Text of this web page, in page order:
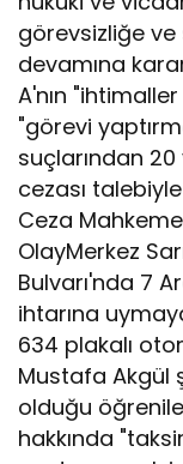
görevsizliğe ve
devamına
A'nın
"görevi
suçlarından
cezası
Ceza
OlayMerkez
Bulvarı'nda 7
ihtarına
634 plakalı
Mustafa Akgül
olduğu
hakkında